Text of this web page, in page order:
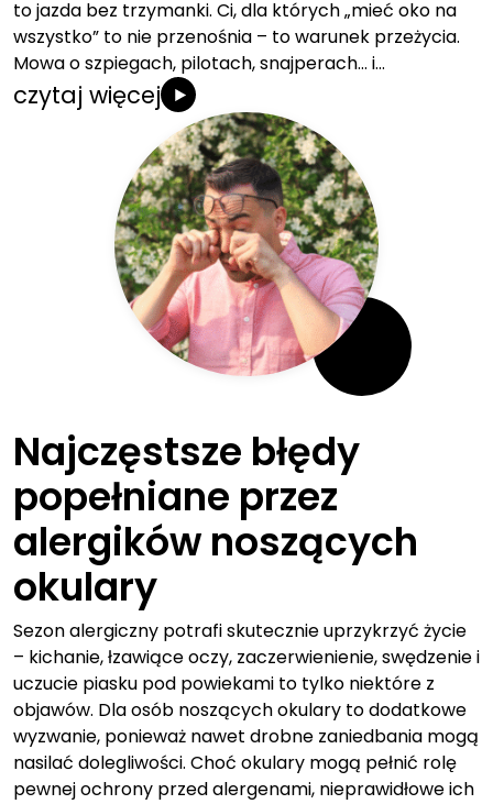
to jazda bez trzymanki. Ci, dla których „mieć oko na
wszystko” to nie przenośnia – to warunek przeżycia.
Mowa o szpiegach, pilotach, snajperach… i…
czytaj więcej
Najczęstsze błędy
popełniane przez
alergików noszących
okulary
Sezon alergiczny potrafi skutecznie uprzykrzyć życie
– kichanie, łzawiące oczy, zaczerwienienie, swędzenie i
uczucie piasku pod powiekami to tylko niektóre z
objawów. Dla osób noszących okulary to dodatkowe
wyzwanie, ponieważ nawet drobne zaniedbania mogą
nasilać dolegliwości. Choć okulary mogą pełnić rolę
pewnej ochrony przed alergenami, nieprawidłowe ich